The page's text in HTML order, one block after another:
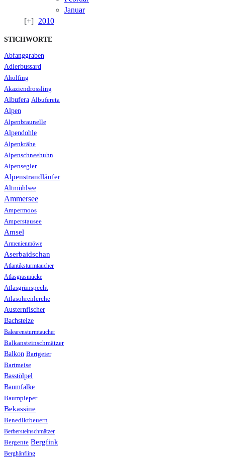
Januar
2010
STICHWORTE
Abfanggraben
Adlerbussard
Aholfing
Akaziendrossling
Albufera Albufereta
Alpen
Alpenbraunelle
Alpendohle
Alpenkrähe
Alpenschneehuhn
Alpensegler
Alpenstrandläufer
Altmühlsee
Ammersee
Ampermoos
Amperstausee
Amsel
Armenienmöwe
Aserbaidschan
Atlantiksturmtaucher
Atlasgrasmücke
Atlasgrünspecht
Atlasohrenlerche
Austernfischer
Bachstelze
Balearensturmtaucher
Balkansteinschmätzer
Balkon Bartgeier
Bartmeise
Basstölpel
Baumfalke
Baumpieper
Bekassine
Benediktbeuern
Berbersteinschmätzer
Bergente Bergfink
Berghänfling